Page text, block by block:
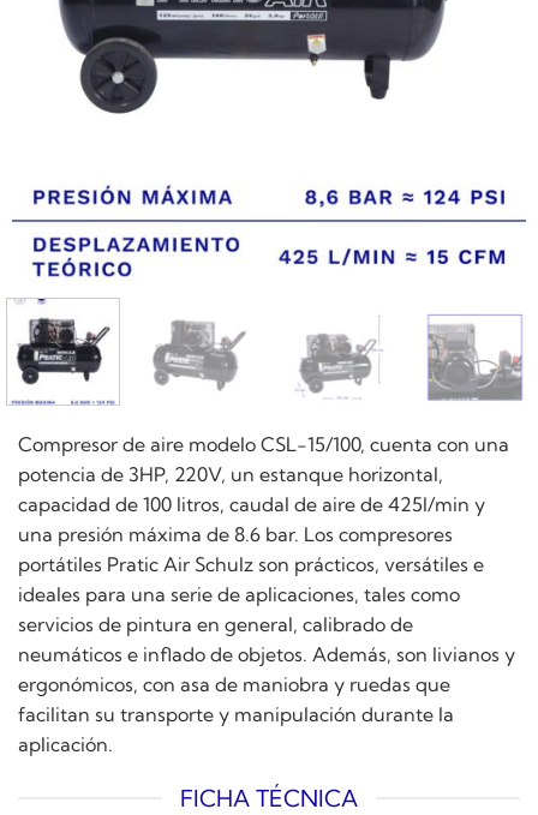
Compresor de aire modelo CSL-15/100, cuenta con una
potencia de 3HP, 220V, un estanque horizontal,
capacidad de 100 litros, caudal de aire de 425l/min y
una presión máxima de 8.6 bar. Los compresores
portátiles Pratic Air Schulz son prácticos, versátiles e
ideales para una serie de aplicaciones, tales como
servicios de pintura en general, calibrado de
neumáticos e inflado de objetos. Además, son livianos y
ergonómicos, con asa de maniobra y ruedas que
facilitan su transporte y manipulación durante la
aplicación.
FICHA TÉCNICA